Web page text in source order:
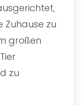
Zuhause zu
großen
zu